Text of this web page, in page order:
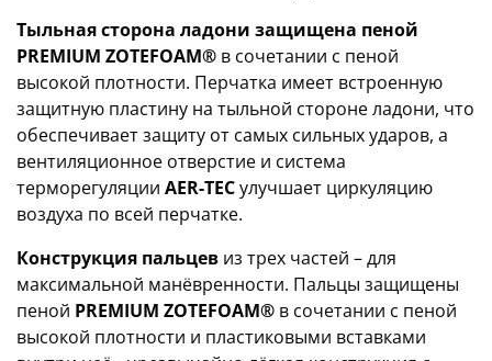
Тыльная сторона ладони защищена пеной
PREMIUM ZOTEFOAM® в сочетании с пеной
высокой плотности. Перчатка имеет встроенную
защитную пластину на тыльной стороне ладони, что
обеспечивает защиту от самых сильных ударов, а
вентиляционное отверстие и система
терморегуляции AER-TECулучшает циркуляцию
воздуха по всей перчатке.
Конструкция пальцев из трех частей – для
максимальной манёвренности. Пальцы защищены
пеной PREMIUM ZOTEFOAM® в сочетании с пеной
высокой плотности и пластиковыми вставками